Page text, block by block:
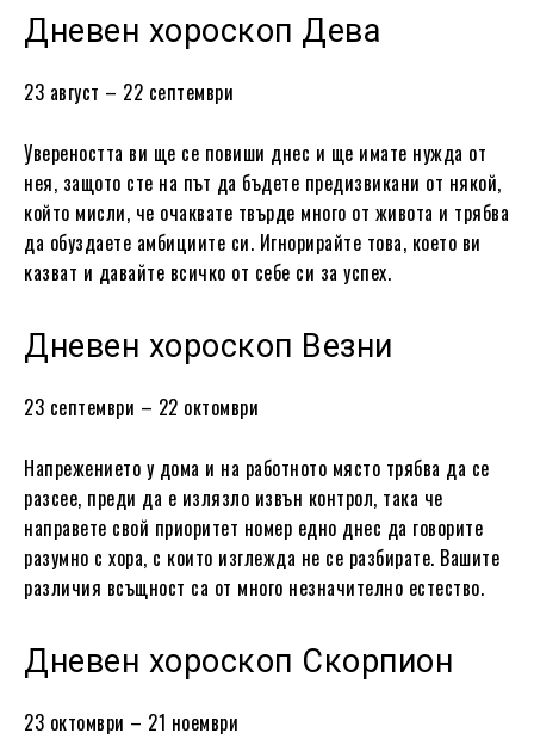
Дневен хороскоп Дева
23 август – 22 септември
Увереността ви ще се повиши днес и ще имате нужда от
нея, защото сте на път да бъдете предизвикани от някой,
който мисли, че очаквате твърде много от живота и трябва
да обуздаете амбициите си. Игнорирайте това, което ви
казват и давайте всичко от себе си за успех.
Дневен хороскоп Везни
23 септември – 22 октомври
Напрежението у дома и на работното място трябва да се
разсее, преди да е излязло извън контрол, така че
направете свой приоритет номер едно днес да говорите
разумно с хора, с които изглежда не се разбирате. Вашите
различия всъщност са от много незначително естество.
Дневен хороскоп Скорпион
23 октомври – 21 ноември